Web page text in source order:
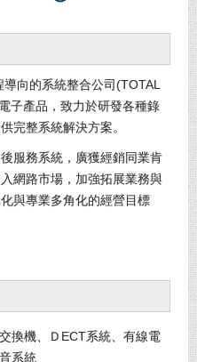
向的系統整合公司(TOTAL
子產品，致力於研發各種錄
完整系統解決方案。
服務系統，廣獲經銷同業肯
網路市場，加強拓展業務與
與專業多角化的經營目標
換機、ＤECT系統、有線電
系統